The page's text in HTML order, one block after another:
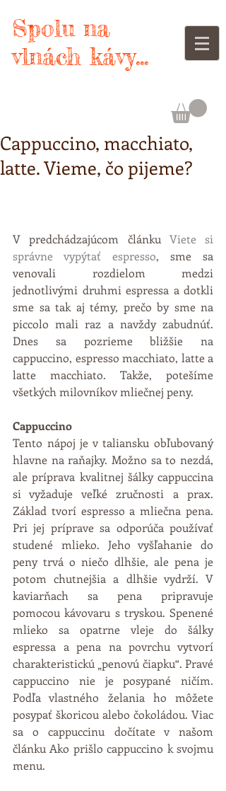
Spolu na
vlnách kávy...
Cappuccino, macchiato,
latte. Vieme, čo pijeme?
V predchádzajúcom článku Viete si
správne vypýtať espresso, sme sa
venovali rozdielom medzi
jednotlivými druhmi espressa a dotkli
sme sa tak aj témy, prečo by sme na
piccolo mali raz a navždy zabudnúť.
Dnes sa pozrieme bližšie na
cappuccino, espresso macchiato, latte a
latte macchiato. Takže, potešíme
všetkých milovníkov mliečnej peny.
Cappuccino
Tento nápoj je v taliansku obľubovaný
hlavne na raňajky. Možno sa to nezdá,
ale príprava kvalitnej šálky cappuccina
si vyžaduje veľké zručnosti a prax.
Základ tvorí espresso a mliečna pena.
Pri jej príprave sa odporúča používať
studené mlieko. Jeho vyšľahanie do
peny trvá o niečo dlhšie, ale pena je
potom chutnejšia a dlhšie vydrží. V
kaviarňach sa pena pripravuje
pomocou kávovaru s tryskou. Spenené
mlieko sa opatrne vleje do šálky
espressa a pena na povrchu vytvorí
charakteristickú „penovú čiapku“. Pravé
cappuccino nie je posypané ničím.
Podľa vlastného želania ho môžete
posypať škoricou alebo čokoládou. Viac
sa o cappuccinu dočítate v našom
článku Ako prišlo cappuccino k svojmu
menu.